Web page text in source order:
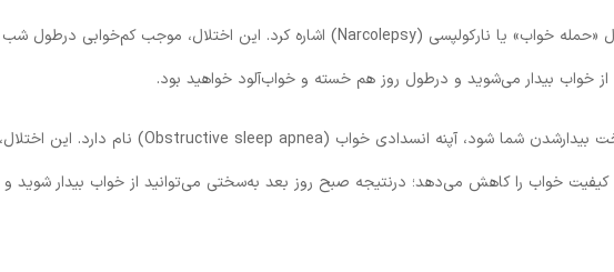
از دیگر اختلالات خواب می‌توان به اختلال «حمله خواب» یا نارکولپسی (Narcolepsy) اشاره کرد. این اختلال، موجب کم‌خوابی درطول شب
خواب بیدار می‌شوید و درطول روز هم خسته و خوا‌ب‌آلود خواهید بود.
اختلال دیگری که ممکن است باعث سخت بیدارشدن شما شود، آپنه انسدادی خواب (Obstructive sleep apnea) نام دارد. این اختلال،
خواب را کاهش می‌دهد؛ درنتیجه صبح روز بعد به‌سختی می‌توانید از خواب بیدار شوید و